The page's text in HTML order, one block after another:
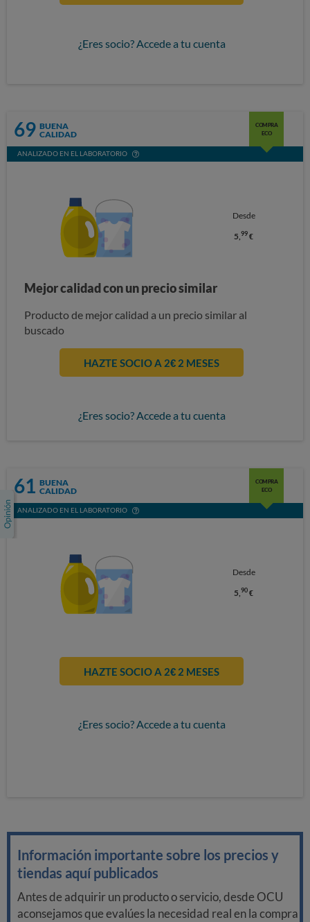
¿Eres socio? Accede a tu cuenta
69 BUENA
CALIDAD
COMPRA
ECO
ANALIZADO EN EL LABORATORIO
Desde
5,99 €
Mejor calidad con un precio similar
Producto de mejor calidad a un precio similar al
buscado
HAZTE SOCIO A 2€ 2 MESES
¿Eres socio? Accede a tu cuenta
61 BUENA
CALIDAD
COMPRA
ECO
ANALIZADO EN EL LABORATORIO
Desde
5,90 €
HAZTE SOCIO A 2€ 2 MESES
¿Eres socio? Accede a tu cuenta
Información importante sobre los precios y
tiendas aquí publicados
Antes de adquirir un producto o servicio, desde OCU
aconsejamos que evalúes la necesidad real en la compra